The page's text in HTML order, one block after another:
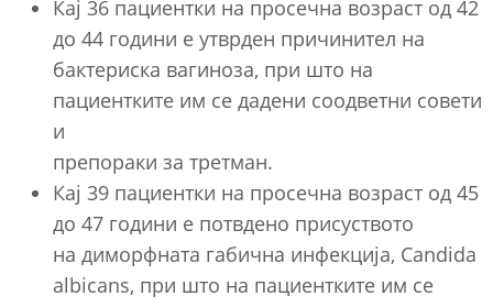
Кај 36 пациентки на просечна возраст од 42
до 44 години е утврден причинител на
бактериска вагиноза, при што на
пациентките им се дадени соодветни совети
и
препораки за третман.
Кај 39 пациентки на просечна возраст од 45
до 47 години е потвдено присуството
на диморфната габична инфекција, Candida
albicans, при што на пациентките им се